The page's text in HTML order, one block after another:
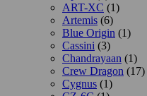
ART-XC (1)
Artemis (6)
Blue Origin (1)
Cassini (3)
Chandrayaan (1)
Crew Dragon (17)
Cygnus (1)